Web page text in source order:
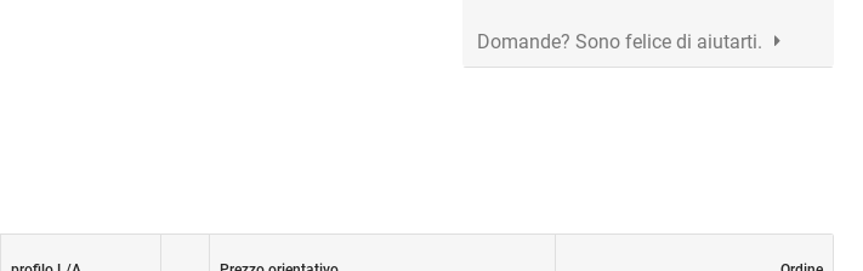
Domande? Sono felice di aiutarti.